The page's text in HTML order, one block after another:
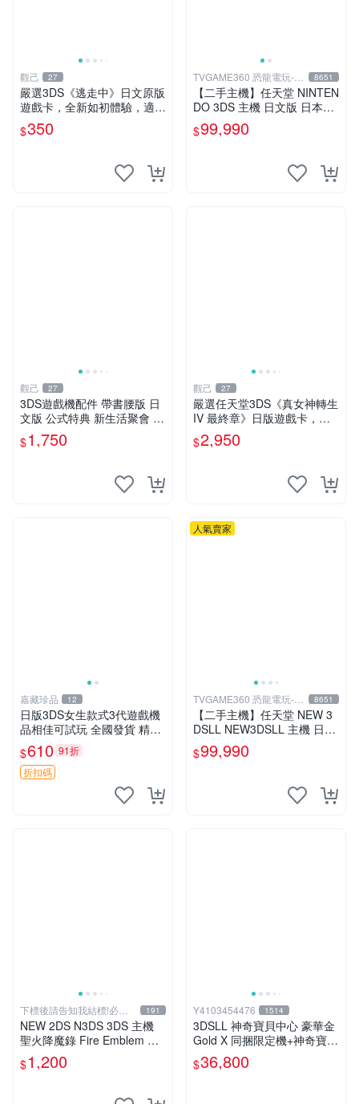
觀己 27
嚴選3DS《逃走中》日文原版
遊戲卡，全新如初體驗，適合
收藏。3ds日版專用，圖像詳
見。二手商品，售出概不退
$350
TVGAME360 恐龍電玩-台
中店
8651
【二手主機】任天堂 NINTEN
DO 3DS 主機 日文版 日本機
日規機 附原廠充電器 宇宙黑
裸裝【台中恐龍電玩】
$99,990
觀己 27
3DS遊戲機配件 帶書腰版 日
文版 公式特典 新生活聚會 合
適收藏 9成新二手 商品不退
不交換 資訊以圖為主 圖實相
$1,750
觀己 27
嚴選任天堂3DS《真女神轉生
IV 最終章》日版遊戲卡，整
體狀態極佳非常新。適合收藏
玩家。 真女神轉生IV 最終章
$2,950
嘉藏珍品 12
日版3DS女生款式3代遊戲機
品相佳可試玩 全國發貨 精選
遊戲機 3DS 女生款 測試機
$610 91折
折扣碼
人氣賣家
TVGAME360 恐龍電玩-台
中店
8651
【二手主機】任天堂 NEW 3
DSLL NEW3DSLL 主機 日文
版 日本機 金屬紅 附原廠充電
器【台中恐龍電玩】
$99,990
下標後請告知我結標!必看
關於我
191
NEW 2DS N3DS 3DS 主機
聖火降魔錄 Fire Emblem 覺
醒 音樂CD 原聲精選集 日版
$1,200
Y4103454476 1514
3DSLL 神奇寶貝中心 豪華金
Gold X 同捆限定機+神奇寶貝
太陽月亮同捆版
$36,800